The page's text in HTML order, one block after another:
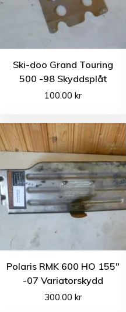
Ski-doo Grand Touring
500 -98 Skyddsplåt
100.00kr
Polaris RMK 600 HO 155″
-07 Variatorskydd
300.00kr